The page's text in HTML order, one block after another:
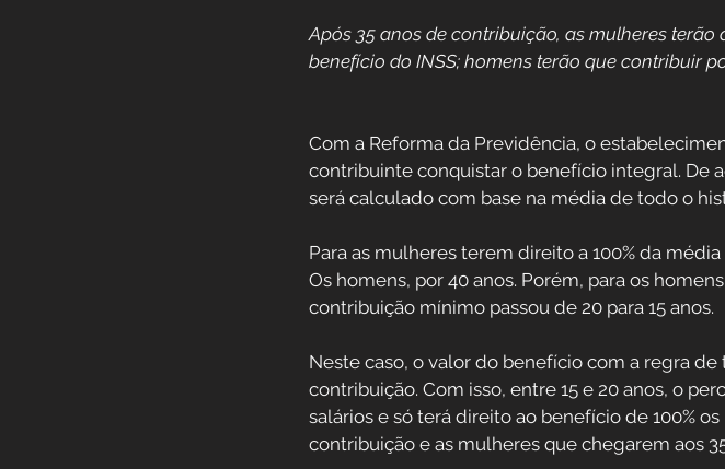
Previdência Internacional Direitos Sociais
Previdência para Trabalhadores Aposentadoria
Aposentadoria do Servidor Público Reforma da
Após 35 anos de contribuição, as mulheres terão
benefício do INSS; homens terão que contribuir
Com a Reforma da Previdência, o
contribuinte conquistar o benefício integral. De
será calculado com base na média de todo o
Para as mulheres terem direito a 100% da
Os homens, por 40 anos. Porém, para os
contribuição mínimo passou de 20 para 15 anos.
Neste caso, o valor do benefício com a regra
contribuição. Com isso, entre 15 e 20 anos, o
salários e só terá direito ao benefício de 100%
contribuição e as mulheres que chegarem aos